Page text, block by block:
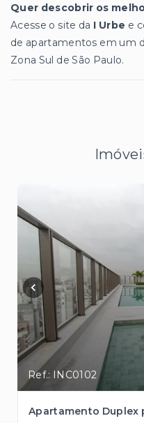
Quer descobrir os
Acesse o site da I Urbe e
de apartamentos em um
Zona Sul de São Paulo.
Ref.: INC0102